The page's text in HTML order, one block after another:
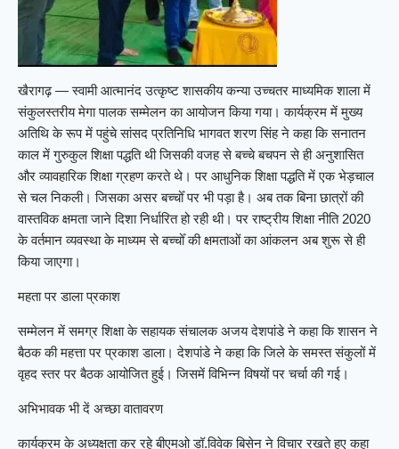
खैरागढ़ — स्वामी आत्मानंद उत्कृष्ट शासकीय कन्या उच्चतर माध्यमिक शाला में
संकुलस्तरीय मेगा पालक सम्मेलन का आयोजन किया गया। कार्यक्रम में मुख्य
अतिथि के रूप में पहुंचे सांसद प्रतिनिधि भागवत शरण सिंह ने कहा कि सनातन
काल में गुरुकुल शिक्षा पद्धति थी जिसकी वजह से बच्चे बचपन से ही अनुशासित
और व्यावहारिक शिक्षा ग्रहण करते थे। पर आधुनिक शिक्षा पद्धति में एक भेड़चाल
से चल निकली। जिसका असर बच्चोँ पर भी पड़ा है। अब तक बिना छात्रों की
वास्तविक क्षमता जाने दिशा निर्धारित हो रही थी। पर राष्ट्रीय शिक्षा नीति 2020
के वर्तमान व्यवस्था के माध्यम से बच्चोँ की क्षमताओं का आंकलन अब शुरू से ही
किया जाएगा।
महता पर डाला प्रकाश
सम्मेलन में समग्र शिक्षा के सहायक संचालक अजय देशपांडे ने कहा कि शासन ने
बैठक की महत्ता पर प्रकाश डाला। देशपांडे ने कहा कि जिले के समस्त संकुलों में
वृहद स्तर पर बैठक आयोजित हुई। जिसमें विभिन्न विषयों पर चर्चा की गई।
अभिभावक भी दें अच्छा वातावरण
कार्यक्रम के अध्यक्षता कर रहे बीएमओ डॉ.विवेक बिसेन ने विचार रखते हुए कहा